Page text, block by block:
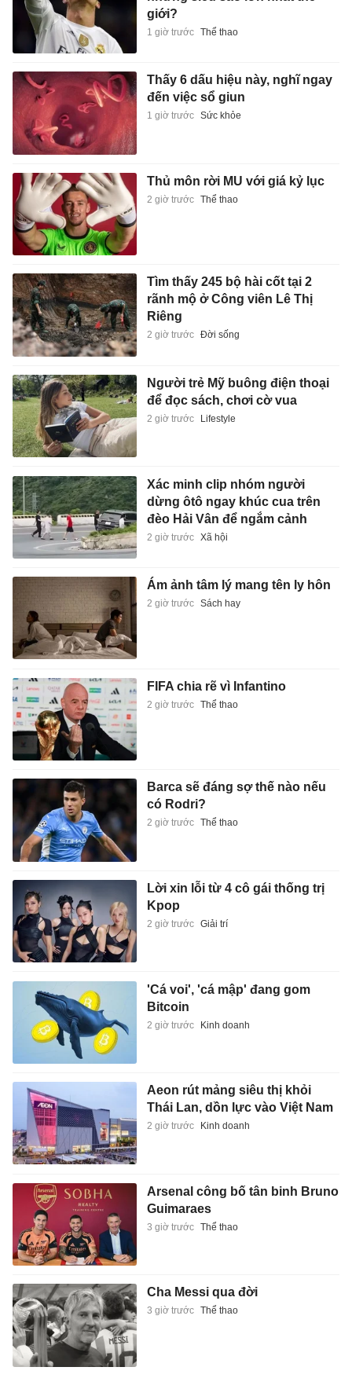
giới?
1 giờ trước Thể thao
Thấy 6 dấu hiệu này, nghĩ ngay
đến việc sổ giun
1 giờ trước Sức khỏe
Thủ môn rời MU với giá kỷ lục
2 giờ trước Thể thao
Tìm thấy 245 bộ hài cốt tại 2
rãnh mộ ở Công viên Lê Thị
Riêng
2 giờ trước Đời sống
Người trẻ Mỹ buông điện thoại
để đọc sách, chơi cờ vua
2 giờ trước Lifestyle
Xác minh clip nhóm người
dừng ôtô ngay khúc cua trên
đèo Hải Vân để ngắm cảnh
2 giờ trước Xã hội
Ám ảnh tâm lý mang tên ly hôn
2 giờ trước Sách hay
FIFA chia rẽ vì Infantino
2 giờ trước Thể thao
Barca sẽ đáng sợ thế nào nếu
có Rodri?
2 giờ trước Thể thao
Lời xin lỗi từ 4 cô gái thống trị
Kpop
2 giờ trước Giải trí
'Cá voi', 'cá mập' đang gom
Bitcoin
2 giờ trước Kinh doanh
Aeon rút mảng siêu thị khỏi
Thái Lan, dồn lực vào Việt Nam
2 giờ trước Kinh doanh
Arsenal công bố tân binh Bruno
Guimaraes
3 giờ trước Thể thao
Cha Messi qua đời
3 giờ trước Thể thao